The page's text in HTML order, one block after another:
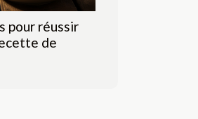
pour réussir
de